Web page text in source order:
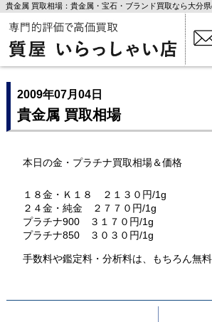
貴金属 買取相場：貴金属・宝石・ブランド買取なら大分
2009年07月04日
貴金属 買取相場
本日の金・プラチナ買取相場＆価格
１８金・Ｋ１８ ２１３０円/1g
２４金・純金 ２７７０円/1g
プラチナ900 ３１７０円/1g
プラチナ850 ３０３０円/1g
手数料や鑑定料・分析料は、もちろん無料